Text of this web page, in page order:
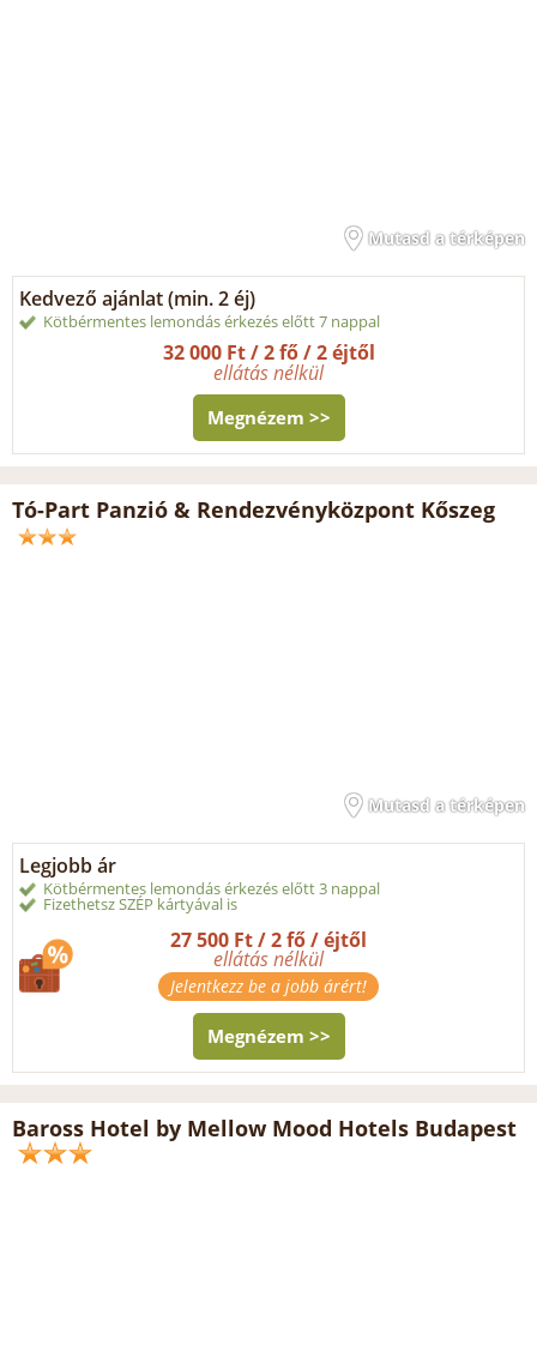
Mutasd a térképen
Kedvező ajánlat (min. 2 éj)
Kötbérmentes lemondás érkezés előtt 7 nappal
32 000 Ft / 2 fő / 2 éjtől
ellátás nélkül
Megnézem >>
Tó-Part Panzió & Rendezvényközpont Kőszeg
Mutasd a térképen
Legjobb ár
Kötbérmentes lemondás érkezés előtt 3 nappal
Fizethetsz SZÉP kártyával is
27 500 Ft / 2 fő / éjtől
ellátás nélkül
Jelentkezz be a jobb árért!
Megnézem >>
Baross Hotel by Mellow Mood Hotels Budapest